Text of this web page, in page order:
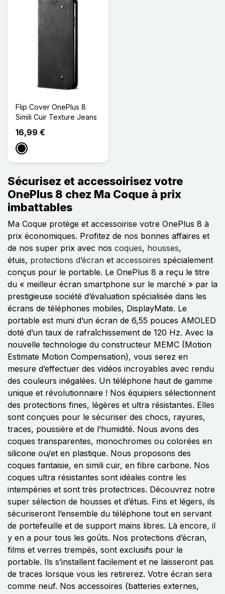
Flip Cover OnePlus 8
Simili Cuir Texture Jeans
16,99 €
Noir
Sécurisez et accessoirisez votre
OnePlus 8 chez Ma Coque à prix
imbattables
Ma Coque protège et accessoirise votre OnePlus 8 à
prix économiques. Profitez de nos bonnes affaires et
de nos super prix avec nos coques, housses,
étuis, protections d’écran et accessoires spécialement
conçus pour le portable. Le OnePlus 8 a reçu le titre
du « meilleur écran smartphone sur le marché » par la
prestigieuse société d’évaluation spécialisée dans les
écrans de téléphones mobiles, DisplayMate. Le
portable est muni d’un écran de 6,55 pouces AMOLED
doté d’un taux de rafraîchissement de 120 Hz. Avec la
nouvelle technologie du constructeur MEMC (Motion
Estimate Motion Compensation), vous serez en
mesure d’effectuer des vidéos incroyables avec rendu
des couleurs inégalées. Un téléphone haut de gamme
unique et révolutionnaire ! Nos équipiers sélectionnent
des protections fines, légères et ultra résistantes. Elles
sont conçues pour le sécuriser des chocs, rayures,
traces, poussière et de l’humidité. Nous avons des
coques transparentes, monochromes ou colorées en
silicone ou/et en plastique. Nous proposons des
coques fantaisie, en simili cuir, en fibre carbone. Nos
coques ultra résistantes sont idéales contre les
intempéries et sont très protectrices. Découvrez notre
super sélection de housses et d’étuis. Fins et légers, ils
sécuriseront l’ensemble du téléphone tout en servant
de portefeuille et de support mains libres. Là encore, il
y en a pour tous les goûts. Nos protections d’écran,
films et verres trempés, sont exclusifs pour le
portable. Ils s’installent facilement et ne laisseront pas
de traces lorsque vous les retirerez. Votre écran sera
comme neuf. Nos accessoires (batteries externes,